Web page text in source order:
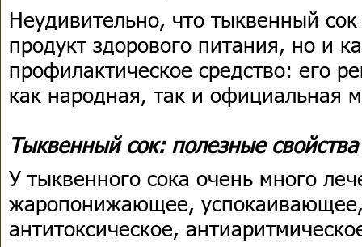
Неудивительно, что тыквенный
продукт здорового питания, но и
профилактическое средство: его
как народная, так и официальная
Тыквенный сок: полезные свойства
У тыквенного сока очень много
жаропонижающее,
антитоксическое,